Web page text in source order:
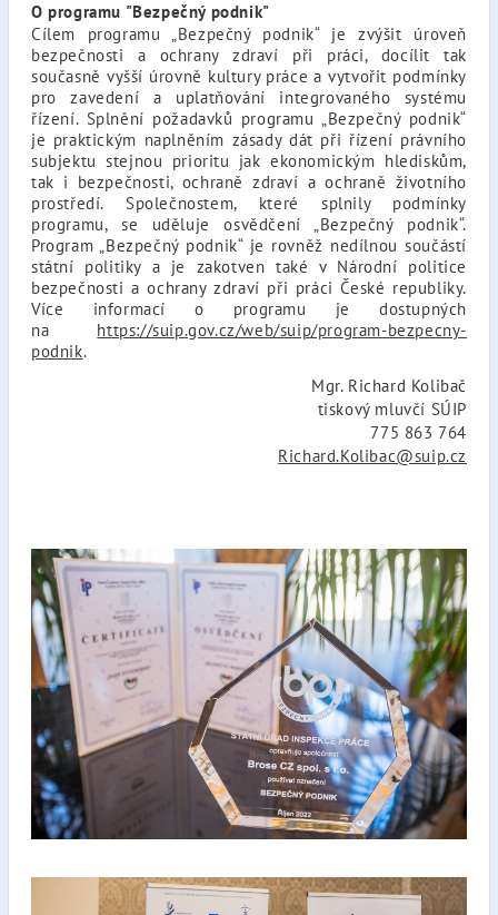
O programu "Bezpečný podnik"
Cílem programu „Bezpečný podnik“ je zvýšit úroveň
bezpečnosti a ochrany zdraví při práci, docílit tak
současně vyšší úrovně kultury práce a vytvořit podmínky
pro zavedení a uplatňování integrovaného systému
řízení. Splnění požadavků programu „Bezpečný podnik“
je praktickým naplněním zásady dát při řízení právního
subjektu stejnou prioritu jak ekonomickým hlediskům,
tak i bezpečnosti, ochraně zdraví a ochraně životního
prostředí. Společnostem, které splnily podmínky
programu, se uděluje osvědčení „Bezpečný podnik“.
Program „Bezpečný podnik“ je rovněž nedílnou součástí
státní politiky a je zakotven také v Národní politice
bezpečnosti a ochrany zdraví při práci České republiky.
Více informací o programu je dostupných
na https://suip.gov.cz/web/suip/program-bezpecny-
podnik.
Mgr. Richard Kolibač
tiskový mluvčí SÚIP
775 863 764
Richard.Kolibac@suip.cz